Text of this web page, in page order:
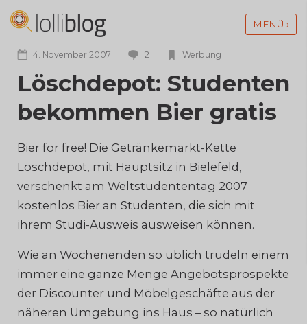
MENÜ ›
4. November 2007 2 Werbung
Löschdepot: Studenten
bekommen Bier gratis
Bier for free! Die Getränkemarkt-Kette
Löschdepot, mit Hauptsitz in Bielefeld,
verschenkt am Weltstudententag 2007
kostenlos Bier an Studenten, die sich mit
ihrem Studi-Ausweis ausweisen können.
Wie an Wochenenden so üblich trudeln einem
immer eine ganze Menge Angebotsprospekte
der Discounter und Möbelgeschäfte aus der
näheren Umgebung ins Haus – so natürlich